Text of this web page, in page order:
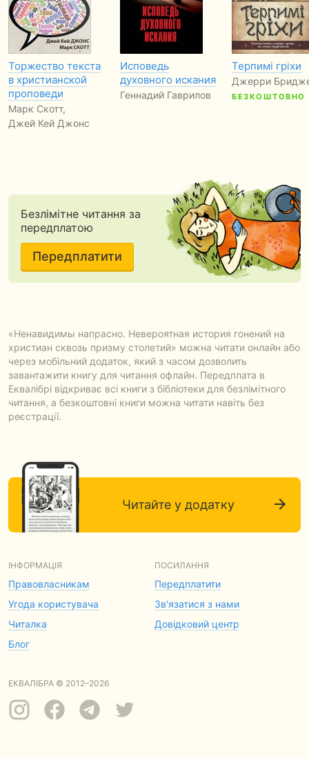
Торжество текста
в христианской
проповеди
Марк Скотт,
Джей Кей Джонс
Исповедь
духовного искания
Геннадий Гаврилов
Терпимі гріхи
Джерри
БЕЗКОШТОВНО
Безлімітне читання за
передплатою
Передплатити
«Ненавидимы напрасно. Невероятная история гонений на
христиан сквозь призму столетий» можна читати онлайн або
через мобільний додаток, який з часом дозволить
завантажити книгу для читання офлайн. Передплата в
Еквалібрі відкриває всі книги з бібліотеки для безлімітного
читання, а безкоштовні книги можна читати навіть без
реєстрації.
Читайте у додатку
ІНФОРМАЦІЯ
Правовласникам
Угода користувача
Читалка
Блог
ПОСИЛАННЯ
Передплатити
Зв'язатися з нами
Довідковий центр
ЕКВАЛІБРА © 2012–2026